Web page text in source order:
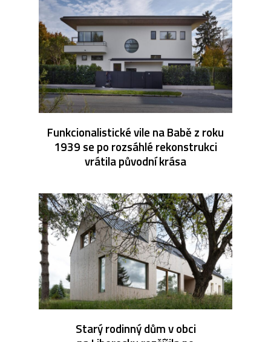
Funkcionalistické vile na Babě z roku
1939 se po rozsáhlé rekonstrukci
vrátila původní krása
Starý rodinný dům v obci